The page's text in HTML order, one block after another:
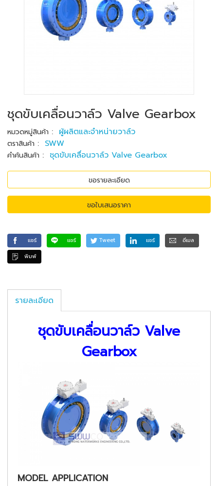
ชุดขับเคลื่อนวาล์ว Valve Gearbox
หมวดหมู่สินค้า : ผู้ผลิตและจำหน่ายวาล์ว
ตราสินค้า : SWW
คำค้นสินค้า : ชุดขับเคลื่อนวาล์ว Valve Gearbox
ขอรายละเอียด
ขอใบเสนอราคา
แชร์ แชร์ Tweet แชร์
อีเมล
พิมพ์
รายละเอียด
ชุดขับเคลื่อนวาล์ว Valve
Gearbox
MODEL APPLICATION